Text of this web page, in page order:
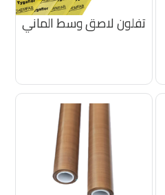
تفلون لاصق وسط الماني